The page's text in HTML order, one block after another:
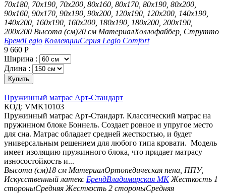
70х180, 70х190, 70х200, 80х160, 80х170, 80х190, 80х200,
90х160, 90х170, 90х190, 90х200, 120х190, 120х200, 140х190,
140х200, 160х190, 160х200, 180х190, 180х200, 200х190,
200х200 Высота (см)20 см МатериалХоллофайбер, Струтто
БрендLegio КоллекцииСерия Legio Comfort
9 660 Р
Ширина :
Длина :
Купить
Пружинный матрас Арт-Стандарт
КОД: VMK10103
Пружинный матрас Арт-Стандарт. Классический матрас на
пружинном блоке Боннель. Создает ровное и упругое место
для сна. Матрас обладает средней жесткостью, и будет
универсальным решением для любого типа кровати. Модель
имеет изоляцию пружинного блока, что придает матрасу
износостойкость и...
Высота (см)18 см МатериалОртопедическая пена, ППУ,
Искусственный латекс БрендВладимирская МК Жесткость 1
стороныСредняя Жесткость 2 стороныСредняя